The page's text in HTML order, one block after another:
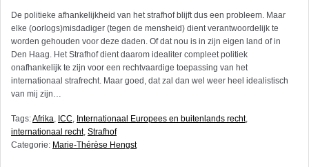
De politieke afhankelijkheid van het strafhof blijft dus een probleem. Maar
elke (oorlogs)misdadiger (tegen de mensheid) dient verantwoordelijk te
worden gehouden voor deze daden. Of dat nou is in zijn eigen land of in
Den Haag. Het Strafhof dient daarom idealiter compleet politiek
onafhankelijk te zijn voor een rechtvaardige toepassing van het
internationaal strafrecht. Maar goed, dat zal dan wel weer heel idealistisch
van mij zijn…
Tags:Afrika, ICC, Internationaal Europees en buitenlands recht,
internationaal recht, Strafhof
Categorie: Marie-Thérèse Hengst